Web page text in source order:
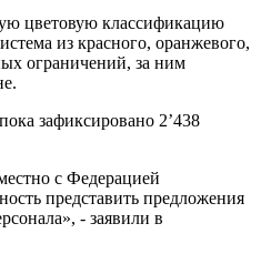
цветовую классификацию
из красного, оранжевого,
ограничений, за ним
зафиксировано 2’438
с Федерацией
представить предложения
- заявили в